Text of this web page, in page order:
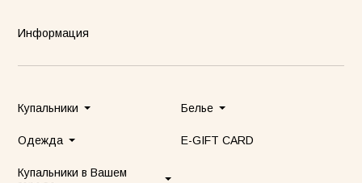
Информация
Купальники Белье
Одежда E-GIFT CARD
Купальники в Вашем